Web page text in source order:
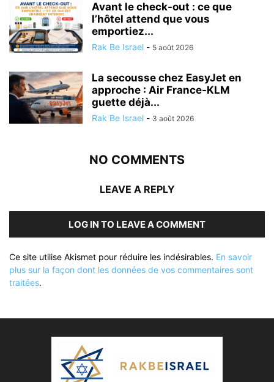
Avant le check-out : ce que
l’hôtel attend que vous
emportiez...
Rak Be Israel - 5 août 2026
La secousse chez EasyJet en
approche : Air France-KLM
guette déjà...
Rak Be Israel - 3 août 2026
NO COMMENTS
LEAVE A REPLY
LOG IN TO LEAVE A COMMENT
Ce site utilise Akismet pour réduire les indésirables. En savoir
plus sur la façon dont les données de vos commentaires sont
traitées.